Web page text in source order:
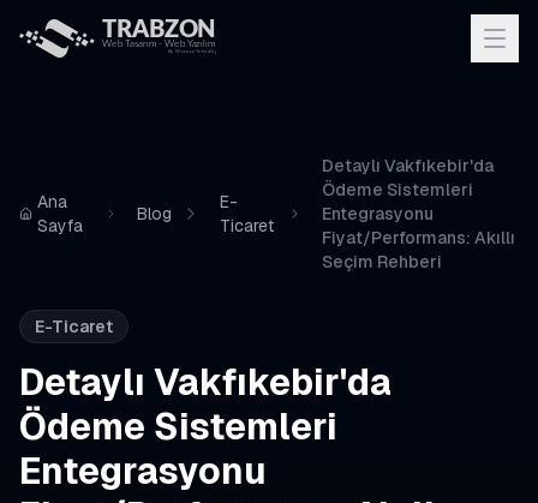
Ana
Sayfa
Blog
E-
Ticaret
Detaylı Vakfıkebir'da
Ödeme Sistemleri
Entegrasyonu
Fiyat/Performans: Akıllı
Seçim Rehberi
E-Ticaret
Detaylı Vakfıkebir'da
Ödeme Sistemleri
Entegrasyonu